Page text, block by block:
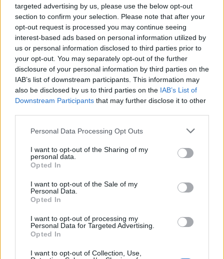
targeted advertising by us, please use the below opt-out
section to confirm your selection. Please note that after your
opt-out request is processed you may continue seeing
interest-based ads based on personal information utilized by
us or personal information disclosed to third parties prior to
your opt-out. You may separately opt-out of the further
disclosure of your personal information by third parties on the
IAB’s list of downstream participants. This information may
also be disclosed by us to third parties on the IAB’s List of
Downstream Participants that may further disclose it to other
Please note that this website/app uses one or more Google
not limited to your visit or usage behaviour. You may click to
grant or deny consent to Google and its third-party tags to
use your data for below specified purposes in below Google
consent section.
Personal Data Processing Opt Outs
I want to opt-out of the Sharing of my
personal data.
Opted In
I want to opt-out of the Sale of my
Personal Data.
Opted In
I want to opt-out of processing my
Personal Data for Targeted Advertising.
Opted In
I want to opt-out of Collection, Use,
Análisis: nueva derrota del Cádiz que sigue con su
viacrucis de malos resultados en pretemporada. En esta
ocasión cayeron con claridad ante el Almería. Osmajic fue la
nota positiva de los de Cervera y volvió a marcar. Cala tuvo
minutos tras superar su lesión, así como el nuevo fichaje
Martín Calderón.
Recomendaciones de compra – Cádiz: jugadores
interesantes por menos de 2M
El Cádiz volverá a buscar la
permanencia tras no haber sufrido
son nuestras tres
recomendaciones de compra para
asequible.
Granada 3 – Balompédica Linense 0
1-0 Foulquier (52′), 2-0 Loren p.p. (69′), 3-0 Bacca